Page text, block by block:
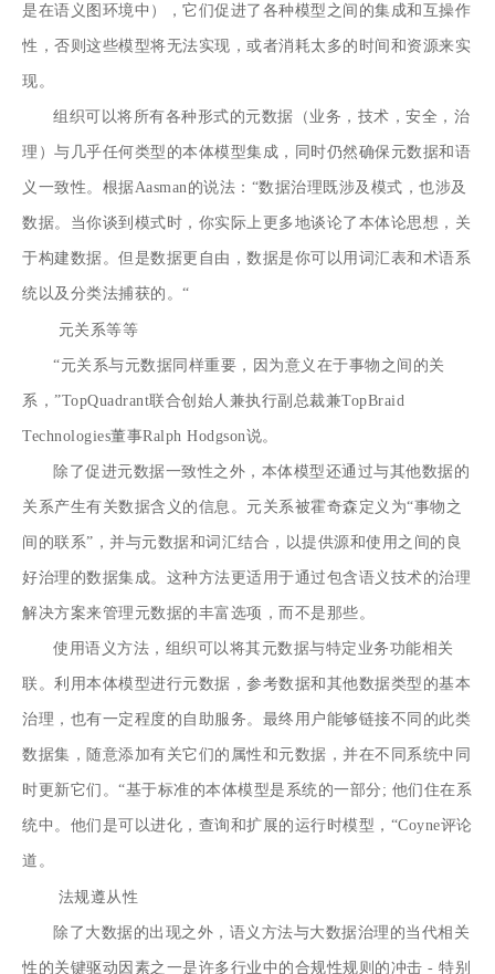
是在语义图环境中），它们促进了各种模型之间的集成和互操作
性，否则这些模型将无法实现，或者消耗太多的时间和资源来实
现。
组织可以将所有各种形式的元数据（业务，技术，安全，治
理）与几乎任何类型的本体模型集成，同时仍然确保元数据和语
义一致性。根据Aasman的说法：“数据治理既涉及模式，也涉及
数据。当你谈到模式时，你实际上更多地谈论了本体论思想，关
于构建数据。但是数据更自由，数据是你可以用词汇表和术语系
统以及分类法捕获的。“
元关系等等
“元关系与元数据同样重要，因为意义在于事物之间的关
系，”TopQuadrant联合创始人兼执行副总裁兼TopBraid
Technologies董事Ralph Hodgson说。
除了促进元数据一致性之外，本体模型还通过与其他数据的
关系产生有关数据含义的信息。元关系被霍奇森定义为“事物之
间的联系”，并与元数据和词汇结合，以提供源和使用之间的良
好治理的数据集成。这种方法更适用于通过包含语义技术的治理
解决方案来管理元数据的丰富选项，而不是那些。
使用语义方法，组织可以将其元数据与特定业务功能相关
联。利用本体模型进行元数据，参考数据和其他数据类型的基本
治理，也有一定程度的自助服务。最终用户能够链接不同的此类
数据集，随意添加有关它们的属性和元数据，并在不同系统中同
时更新它们。“基于标准的本体模型是系统的一部分; 他们住在系
统中。他们是可以进化，查询和扩展的运行时模型，“Coyne评论
道。
法规遵从性
除了大数据的出现之外，语义方法与大数据治理的当代相关
性的关键驱动因素之一是许多行业中的合规性规则的冲击 - 特别